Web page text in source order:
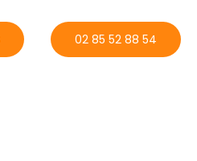
02 85 52 88 54